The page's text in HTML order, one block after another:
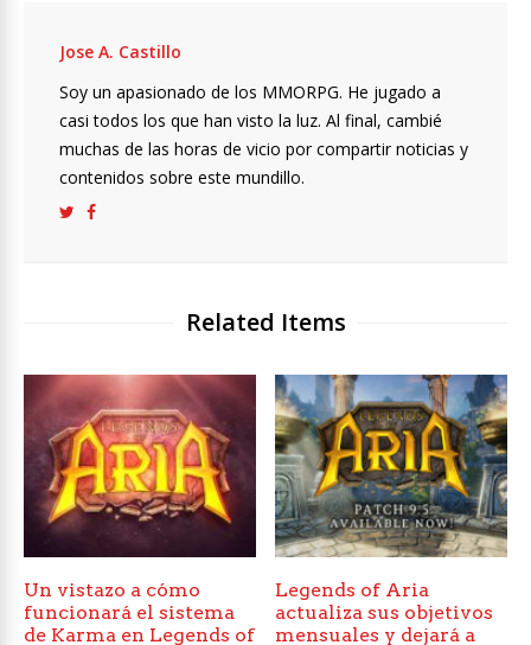
Jose A. Castillo
Soy un apasionado de los MMORPG. He jugado a
casi todos los que han visto la luz. Al final, cambié
muchas de las horas de vicio por compartir noticias y
contenidos sobre este mundillo.
Related Items
Un vistazo a cómo
funcionará el sistema
de Karma en Legends of
Legends of Aria
actualiza sus objetivos
mensuales y dejará a